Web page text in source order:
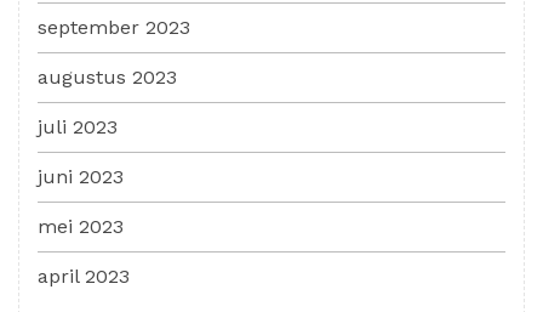
september 2023
augustus 2023
juli 2023
juni 2023
mei 2023
april 2023